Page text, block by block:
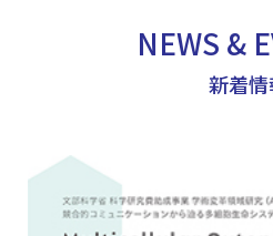
NEWS &
新着情